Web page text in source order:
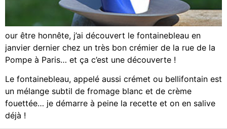
our être honnête, j’ai découvert le fontainebleau en
janvier dernier chez un très bon crémier de la rue de la
Pompe à Paris… et ça c’est une découverte !
Le fontainebleau, appelé aussi crémet ou bellifontain est
un mélange subtil de fromage blanc et de crème
fouettée… je démarre à peine la recette et on en salive
déjà !